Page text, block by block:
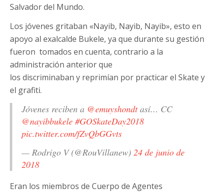
Salvador del Mundo.
Los jóvenes gritaban «Nayib, Nayib, Nayib», esto en
apoyo al exalcalde Bukele, ya que durante su gestión
fueron tomados en cuenta, contrario a la
administración anterior que
los discriminaban y reprimían por practicar el Skate y
el grafiti.
Jóvenes reciben a @emuyshondtasí… CC
@nayibbukele #GOSkateDay2018
pic.twitter.com/fZvQbGGvts
— Rodrigo V (@RouVillanew) 24 de junio de
2018
Eran los miembros de Cuerpo de Agentes